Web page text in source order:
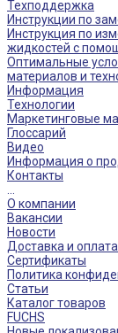
Техподдержка
Инструкции по
Инструкция по
жидкостей с
Оптимальные
материалов и
Информация
Технологии
Маркетинговые
Глоссарий
Видео
Информация о
Контакты
О компании
Вакансии
Новости
Доставка и оплата
Сертификаты
Политика
Статьи
Каталог товаров
FUCHS